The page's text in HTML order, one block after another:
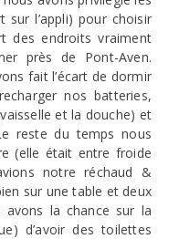
sur l’appli) pour choisir
des endroits vraiment
près de Pont-Aven.
fait l’écart de dormir
nos batteries,
et la douche) et
reste du temps nous
(elle était entre froide
notre réchaud &
sur une table et deux
la chance sur la
d’avoir des toilettes